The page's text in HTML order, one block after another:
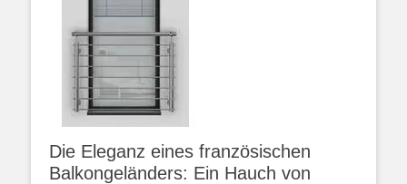
Die Eleganz eines französischen
Balkongeländers: Ein Hauch von